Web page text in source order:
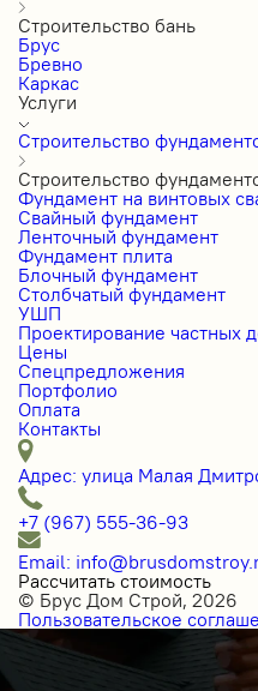
Строительство бань
Брус
Бревно
Каркас
Услуги
Строительство
Строительство
Фундамент на винтовых
Свайный фундамент
Ленточный фундамент
Фундамент плита
Блочный фундамент
Столбчатый фундамент
УШП
Проектирование частных
Цены
Спецпредложения
Портфолио
Оплата
Контакты
Адрес: улица Малая
+7 (967) 555-36-93
Email:
Рассчитать стоимость
© Брус Дом Строй, 2026
Пользовательское